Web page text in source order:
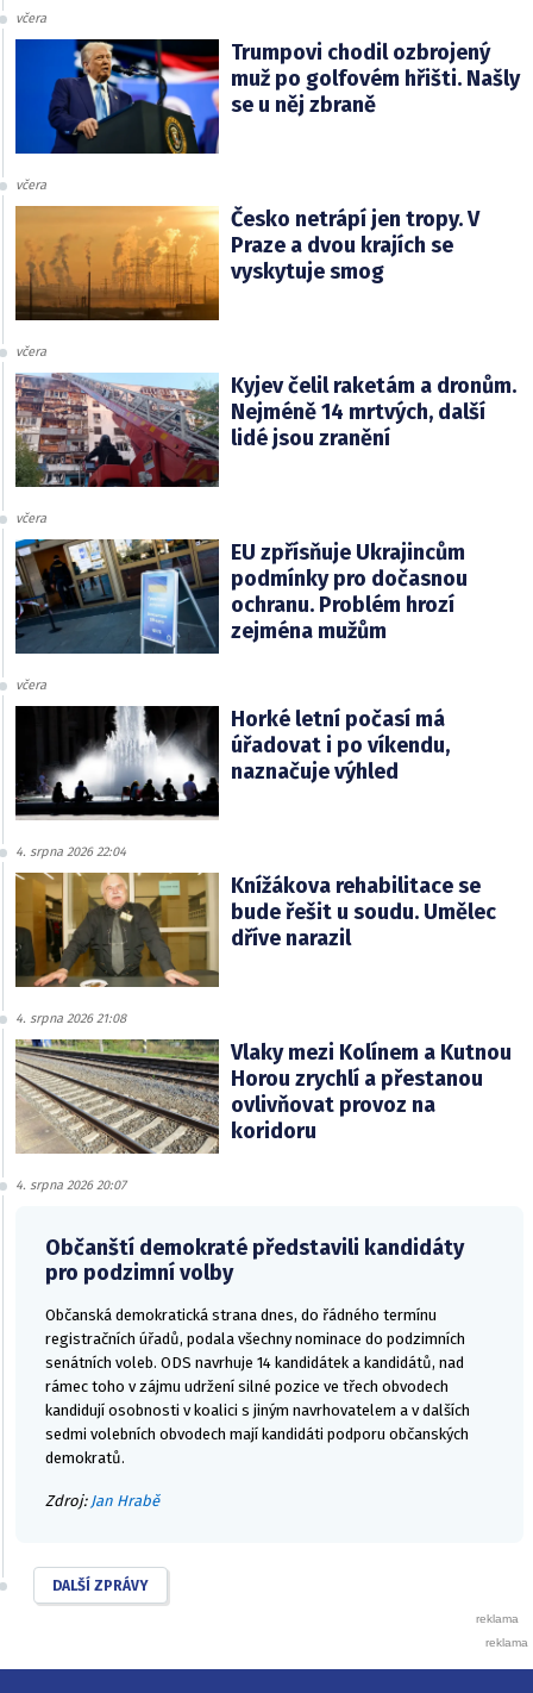
včera
Trumpovi chodil ozbrojený
muž po golfovém hřišti. Našly
se u něj zbraně
včera
Česko netrápí jen tropy. V
Praze a dvou krajích se
vyskytuje smog
včera
Kyjev čelil raketám a dronům.
Nejméně 14 mrtvých, další
lidé jsou zranění
včera
EU zpřísňuje Ukrajincům
podmínky pro dočasnou
ochranu. Problém hrozí
zejména mužům
včera
Horké letní počasí má
úřadovat i po víkendu,
naznačuje výhled
4. srpna 2026 22:04
Knížákova rehabilitace se
bude řešit u soudu. Umělec
dříve narazil
4. srpna 2026 21:08
Vlaky mezi Kolínem a Kutnou
Horou zrychlí a přestanou
ovlivňovat provoz na
koridoru
4. srpna 2026 20:07
Občanští demokraté představili kandidáty
pro podzimní volby
Občanská demokratická strana dnes, do řádného termínu
registračních úřadů, podala všechny nominace do podzimních
senátních voleb. ODS navrhuje 14 kandidátek a kandidátů, nad
rámec toho v zájmu udržení silné pozice ve třech obvodech
kandidují osobnosti v koalici s jiným navrhovatelem a v dalších
sedmi volebních obvodech mají kandidáti podporu občanských
demokratů.
Zdroj: Jan Hrabě
DALŠÍ ZPRÁVY